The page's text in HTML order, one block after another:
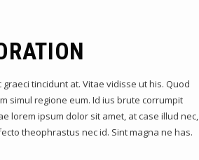
tincidunt at. Vitae vidisse ut his. Quod
simul regione eum. Id ius brute corrumpit
lorem ipsum dolor sit amet, at case illud nec,
theophrastus nec id. Sint magna ne has.